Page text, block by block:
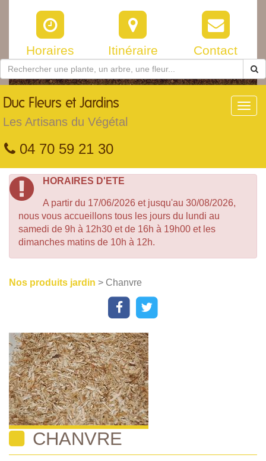
Horaires Itinéraire Contact
Duc Fleurs et Jardins
Les Artisans du Végétal
04 70 59 21 30
HORAIRES D'ETE
A partir du 17/06/2026 et jusqu'au 30/08/2026,
nous vous accueillons tous les jours du lundi au
samedi de 9h à 12h30 et de 16h à 19h00 et les
dimanches matins de 10h à 12h.
Nos produits jardin > Chanvre
CHANVRE